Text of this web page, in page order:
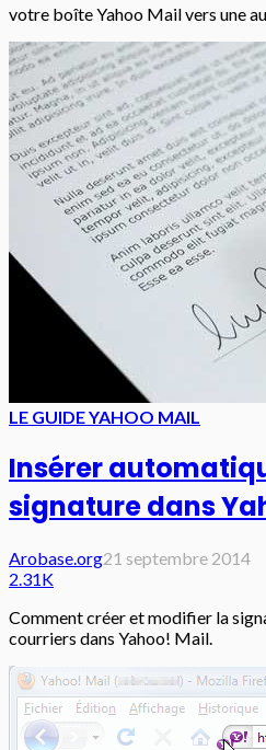
votre boîte Yahoo Mail vers une
LE GUIDE YAHOO MAIL
Insérer
signature dans
Arobase.org21 septembre 2014
2.31K
Comment créer et modifier la
courriers dans Yahoo! Mail.